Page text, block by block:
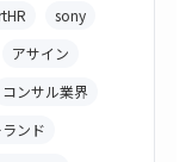
sony
アサイン
コンサル業界
ンド